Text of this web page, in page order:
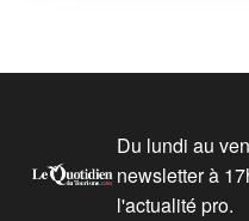
Du lundi au
newsletter à
l'actualité pro.